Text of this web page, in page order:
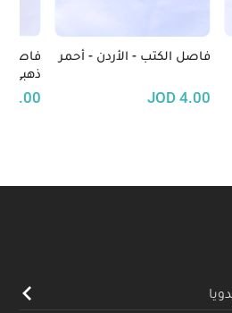
فاصل الكتب - الأردن - أحمر
4.00
JOD
فاصل
ذهبي
4.00